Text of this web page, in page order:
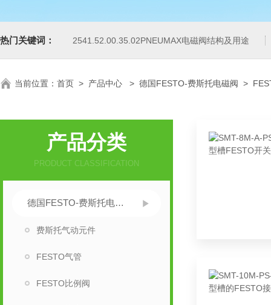
热门关键词： 2541.52.00.35.02PNEUMAX电磁阀结构及用途
当前位置： 首页 > 产品中心 > 德国FESTO-费斯托电磁阀 >
产品分类
PRODUCT CLASSIFICATION
德国FESTO-费斯托电磁阀
费斯托气动元件
FESTO气管
FESTO比例阀